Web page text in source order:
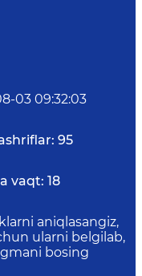
03 09:32:03
95
vaqt: 18
aniqlasangiz,
ularni belgilab,
bosing